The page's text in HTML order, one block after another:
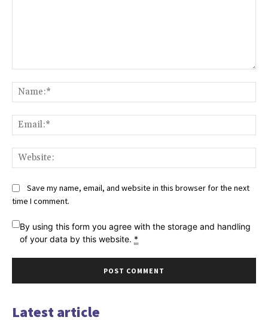
Save my name, email, and website in this browser for the next
time I comment.
By using this form you agree with the storage and handling
of your data by this website. *
Latest article